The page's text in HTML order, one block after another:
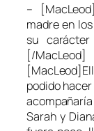
–
madre en
su
[/
podido
Sarah y